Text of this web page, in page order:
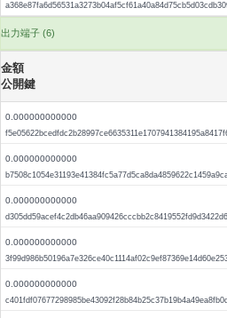
出力端子 (6)
金額
公開鍵
0.000000000000
0.000000000000
0.000000000000
0.000000000000
0.000000000000